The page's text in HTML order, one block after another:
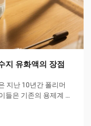
지 유화액의 장점
지난 10년간 폴리머
들은 기존의 용제계 시
.